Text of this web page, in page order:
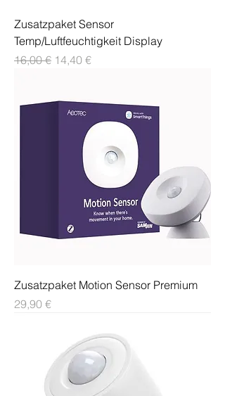
Zusatzpaket Sensor
Temp/Luftfeuchtigkeit Display
Standardpreis
16,00 € Sale-Preis
14,40 €
Zusatzpaket Motion Sensor Premium
Preis
29,90 €